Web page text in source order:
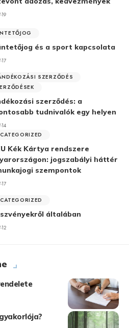
19
és a sport kapcsolata
17
SZERZŐDÉS
szerződés: a
tudnivalók egy helyen
14
Kék Kártya rendszere
jogszabályi háttér
szempontok
17
általában
12